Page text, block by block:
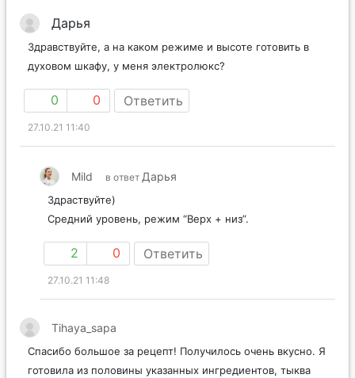
Дарья
Здравствуйте, а на каком режиме и высоте готовить в
духовом шкафу, у меня электролюкс?
0 0 Ответить
27.10.21 11:40
Mild в ответ Дарья
Здраствуйте)
Средний уровень, режим “Верх + низ”.
2 0 Ответить
27.10.21 11:48
Tihaya_sapa
Спасибо большое за рецепт! Получилось очень вкусно. Я
готовила из половины указанных ингредиентов, тыква